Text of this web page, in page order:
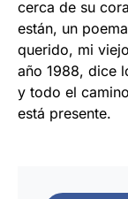
cerca de su
están, un
querido, mi
año 1988, dice
y todo el
está presente.